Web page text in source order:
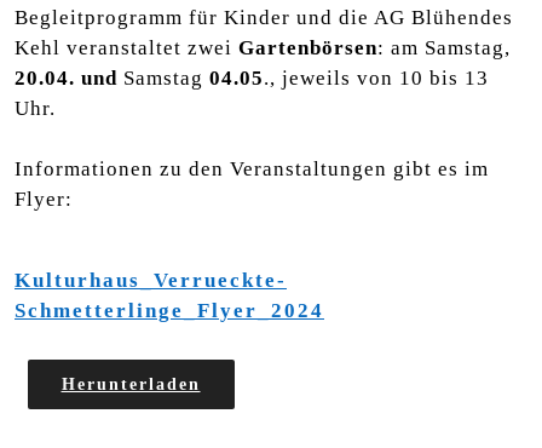
Begleitprogramm für Kinder und die AG Blühendes
Kehl veranstaltet zwei Gartenbörsen: am Samstag,
20.04. und Samstag 04.05., jeweils von 10 bis 13
Uhr.
Informationen zu den Veranstaltungen gibt es im
Flyer:
Kulturhaus_Verrueckte-
Schmetterlinge_Flyer_2024
Herunterladen